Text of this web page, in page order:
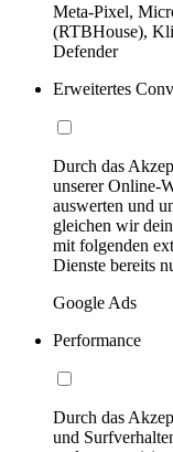
Meta-Pixel,
(RTBHouse),
Defender
Erweitertes
Durch das
unserer Online-
auswerten und
gleichen wir
mit folgenden
Dienste bereits
Google Ads
Performance
Durch das
und